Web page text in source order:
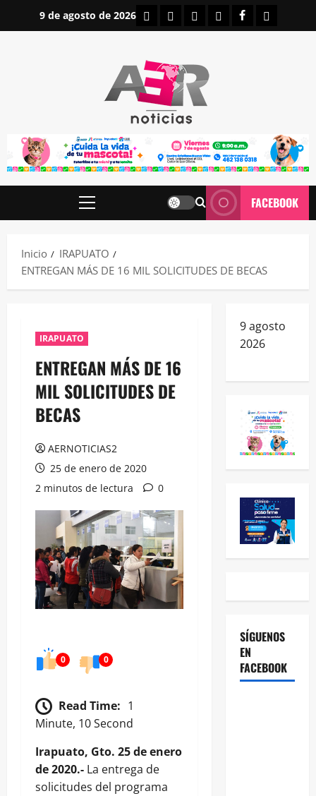
9 de agosto de 2026 INICIOIRAPUATO
ESTATALES
NACIONALES
FACEBOOK
Menú
FACEBOOK
Inicio
IRAPUATO
ENTREGAN MÁS DE 16 MIL SOLICITUDES DE BECAS
IRAPUATO
ENTREGAN MÁS DE 16
MIL SOLICITUDES DE
BECAS
AERNOTICIAS2
25 de enero de 2020
2 minutos de lectura
0
0 0
Read Time: 1
Minute, 10 Second
Irapuato, Gto. 25 de enero
de 2020.- La entrega de
solicitudes del programa
9 agosto
2026
SÍGUENOS
EN
FACEBOOK